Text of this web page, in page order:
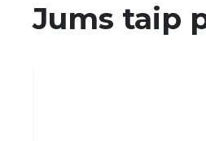
Jums taip